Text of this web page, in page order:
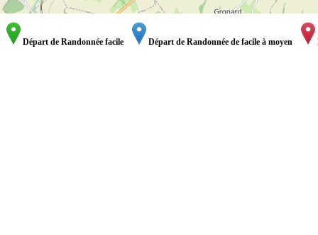
Départ de Randonnée facile Départ de Randonnée de facile à moyen